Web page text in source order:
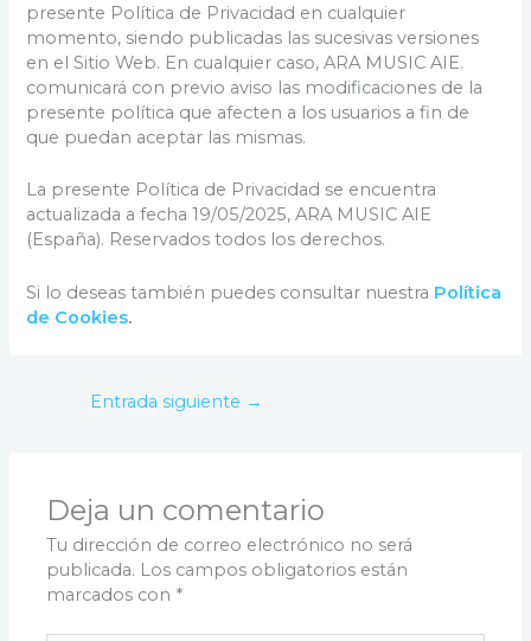
presente Política de Privacidad en cualquier
momento, siendo publicadas las sucesivas versiones
en el Sitio Web. En cualquier caso, ARA MUSIC AIE.
comunicará con previo aviso las modificaciones de la
presente política que afecten a los usuarios a fin de
que puedan aceptar las mismas.
La presente Política de Privacidad se encuentra
actualizada a fecha 19/05/2025, ARA MUSIC AIE
(España). Reservados todos los derechos.
Si lo deseas también puedes consultar nuestra Política
de Cookies.
Entrada siguiente →
Deja un comentario
Tu dirección de correo electrónico no será
publicada. Los campos obligatorios están
marcados con *